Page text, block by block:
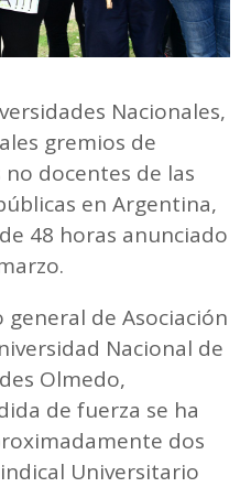
Nacionales,
gremios de
docentes de las
en Argentina,
48 horas anunciado
de Asociación
Nacional de
Olmedo,
de fuerza se ha
dos
Universitario